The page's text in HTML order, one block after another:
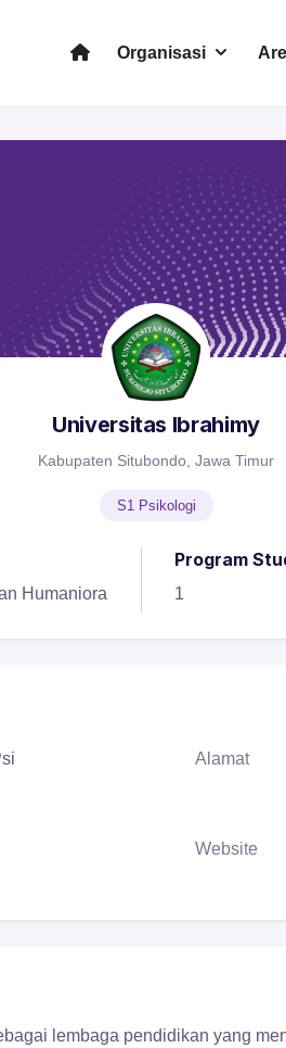
Organisasi
Universitas Ibrahimy
Kabupaten Situbondo, Jawa Timur
S1 Psikologi
Humaniora
Program
1
Alamat
Website
lembaga pendidikan yang